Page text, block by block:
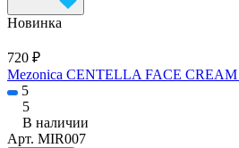
Новинка
720 ₽
Mezonica CENTELLA FACE CREAM
5
5
В наличии
Арт. MIR007